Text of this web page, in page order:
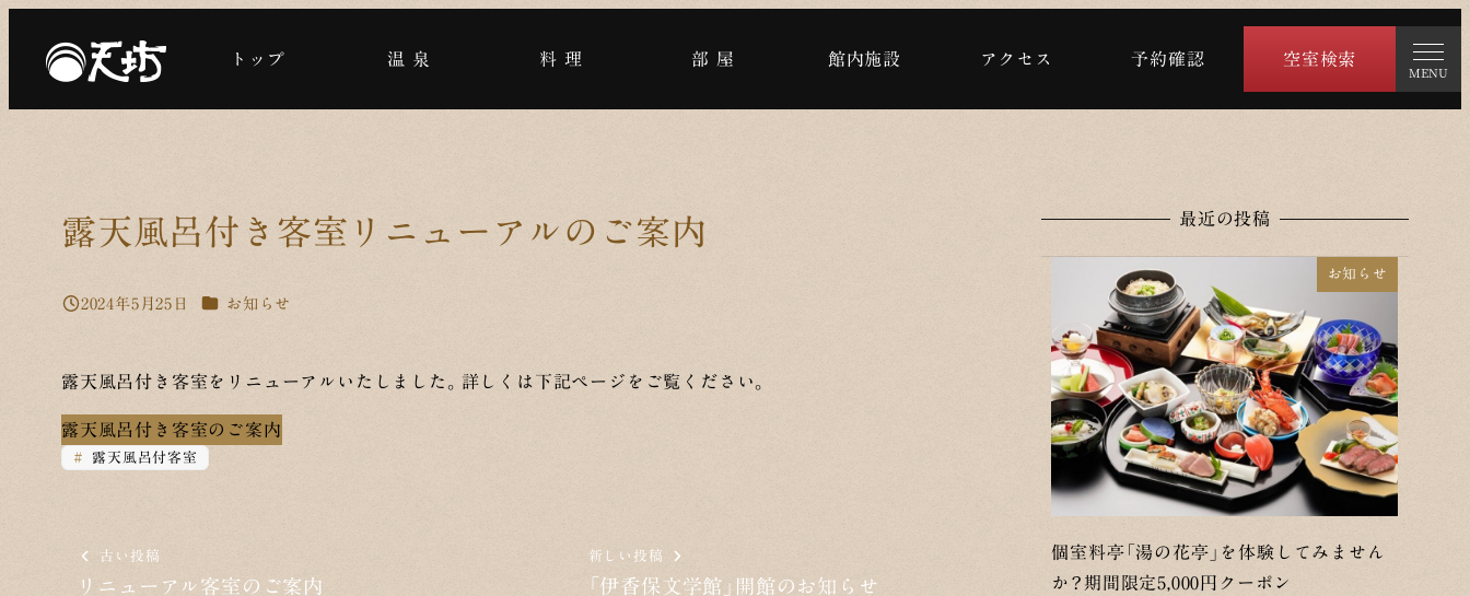
コ
トップ 温 泉 料 理 部 屋 館内施設 アクセス 予約確認 空室検索
MENU
露天風呂付き客室リニューアルのご案内
投稿日
2024年5月25日 カテゴリー
お知らせ
露天風呂付き客室をリニューアルいたしました。詳しくは下記ページをご覧ください。
露天風呂付き客室のご案内
露天風呂付客室
古い投稿
リニューアル客室のご案内
新しい投稿
「伊香保文学館」開館のお知らせ
最近の投稿
お知らせ
個室料亭「湯の花亭」を体験してみません
か？期間限定5,000円クーポン